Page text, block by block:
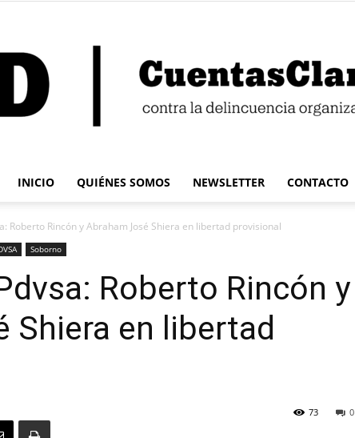
Claras
INICIO QUIÉNES SOMOS NEWSLETTER CONTACTO
Roberto Rincón y Abraham José Shiera en libertad provisional
Soborno
Roberto Rincón y
Shiera en libertad
0
73